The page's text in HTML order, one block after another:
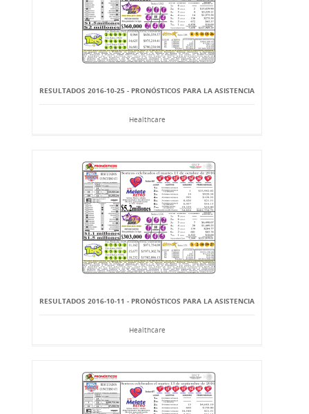
RESULTADOS 2016-10-25 - PRONÓSTICOS PARA LA ASISTENCIA
Healthcare
RESULTADOS 2016-10-11 - PRONÓSTICOS PARA LA ASISTENCIA
Healthcare